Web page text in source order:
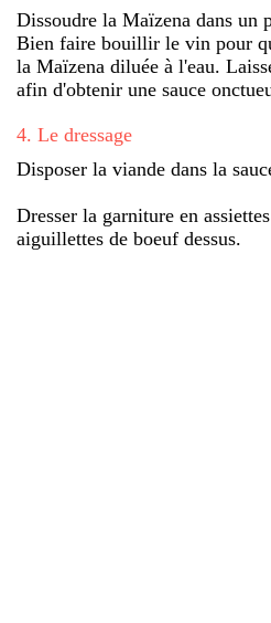
Dissoudre la Maïzena dans un
Bien faire bouillir le vin pour
la Maïzena diluée à l'eau.
afin d'obtenir une sauce
4. Le dressage
Disposer la viande dans la
Dresser la garniture en
aiguillettes de boeuf dessus.